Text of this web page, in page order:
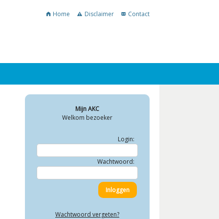
Home Disclaimer Contact
Mijn AKC
Welkom bezoeker
Login:
Wachtwoord:
Wachtwoord vergeten?